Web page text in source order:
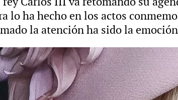
lo ha hecho en los actos
la atención ha sido la
uno de los efectos secundarios que